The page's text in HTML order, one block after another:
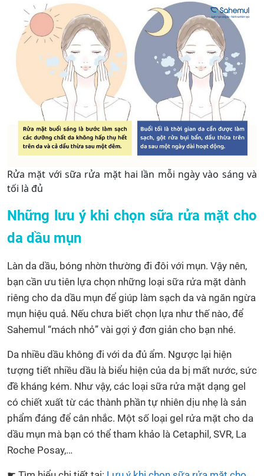
Rửa mặt với sữa rửa mặt hai lần mỗi ngày vào sáng và
tối là đủ
Những lưu ý khi chọn sữa rửa mặt cho
da dầu mụn
Làn da dầu, bóng nhờn thường đi đôi với mụn. Vậy nên,
bạn cần ưu tiên lựa chọn những loại sữa rửa mặt dành
riêng cho da dầu mụn để giúp làm sạch da và ngăn ngừa
mụn hiệu quả. Nếu chưa biết chọn lựa như thế nào, để
Sahemul “mách nhỏ” vài gợi ý đơn giản cho bạn nhé.
Da nhiều dầu không đi với da đủ ẩm. Ngược lại hiện
tượng tiết nhiều dầu là biểu hiện của da bị mất nước, sức
đề kháng kém. Như vậy, các loại sữa rửa mặt dạng gel
có chiết xuất từ các thành phần tự nhiên dịu nhẹ là sản
phẩm đáng để cân nhắc. Một số loại gel rửa mặt cho da
dầu mụn mà bạn có thể tham khảo là Cetaphil, SVR, La
Roche Posay,…